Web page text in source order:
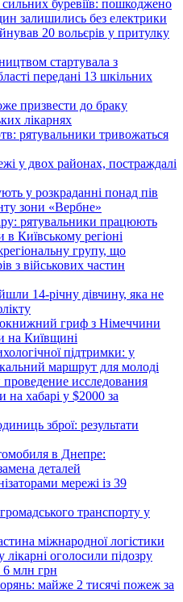
буревіїв: пошкоджено
залишились без електрики
20 вольєрів у притулку
стартувала з
передані 13 шкільних
призвести до браку
лікарнях
рятувальники тривожаться
у двох районах, постраждалі
у розкраданні понад пів
зони «Вербне»
рятувальники працюють
в Київському регіоні
групу, що
з військових частин
14-річну дівчину, яка не
гриф з Німеччини
на Київщині
підтримки: у
маршрут для молоді
исследования
хабарі у $2000 за
зброї: результати
в Днепре:
деталей
мережі із 39
транспорту у
міжнародної логістики
оголосили підозру
6 млн грн
майже 2 тисячі пожеж за